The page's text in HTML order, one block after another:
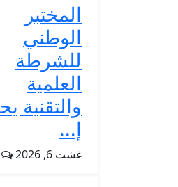
المختبر
الوطني
للشرطة
العلمية
والتقنية
إ...
غشت 6, 2026